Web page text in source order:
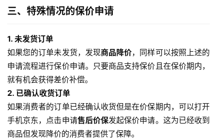
三、特殊情况的保价申请
1. 未发货订单
如果您的订单未发货，发现商品降价，同样可以按照上述的
申请流程进行保价申请。只要商品支持保价且在保价期内，
就有机会获得差价补偿。
2. 已确认收货订单
如果消费者的订单已经确认收货但是在价保期内，可以打开
手机京东，点击申请售后价保发起保价申请。这为已经收到
商品但发现降价的消费者提供了保障。